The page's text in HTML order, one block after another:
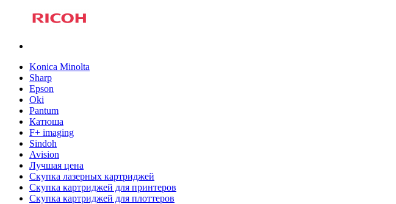
Konica Minolta
Sharp
Epson
Oki
Pantum
Катюша
F+ imaging
Sindoh
Avision
Лучшая цена
Скупка лазерных картриджей
Скупка картриджей для принтеров
Скупка картриджей для плоттеров